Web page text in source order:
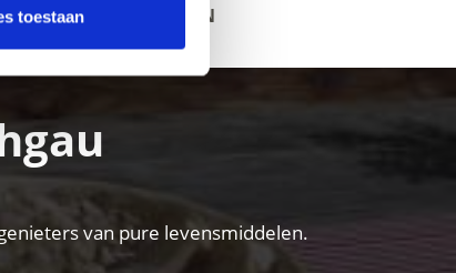
toestaanBOOMGAARDEN
van pure levensmiddelen.